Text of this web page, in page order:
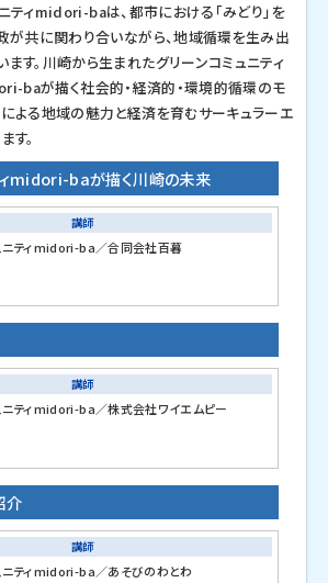
ティmidori-baは、都市における「みどり」を
が共に関わり合いながら、地域循環を生み出
す。川崎から生まれたグリーンコミュニティ
baが描く社会的・経済的・環境的循環のモ
による地域の魅力と経済を育むサーキュラーエ
す。
midori-baが描く川崎の未来
講師
ニティmidori-ba／合同会社百暮
講師
ティmidori-ba／株式会社ワイエムピー
介
講師
ティmidori-ba／あそびのわとわ